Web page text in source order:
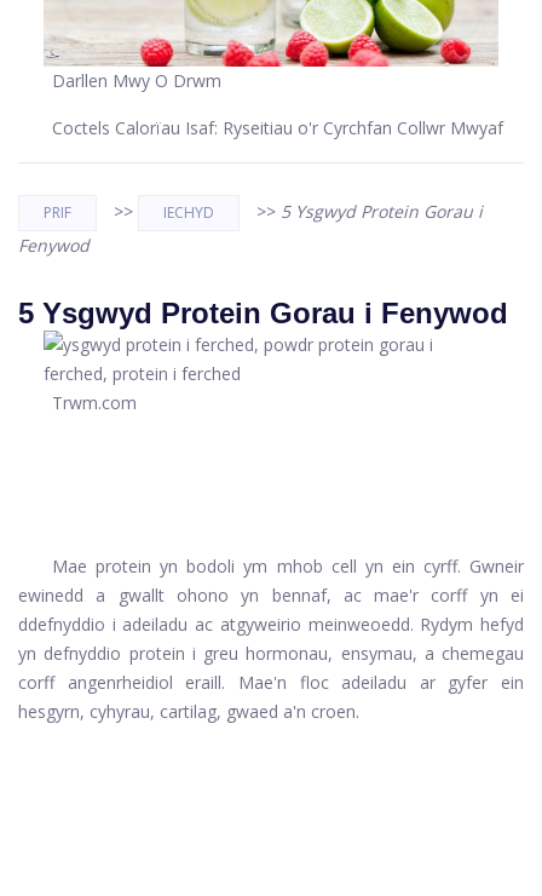
Darllen Mwy O Drwm
Coctels Calorïau Isaf: Ryseitiau o'r Cyrchfan Collwr Mwyaf
PRIF >> IECHYD >> 5 Ysgwyd Protein Gorau i
Fenywod
5 Ysgwyd Protein Gorau i Fenywod
Trwm.com
Mae protein yn bodoli ym mhob cell yn ein cyrff. Gwneir
ewinedd a gwallt ohono yn bennaf, ac mae'r corff yn ei
ddefnyddio i adeiladu ac atgyweirio meinweoedd. Rydym hefyd
yn defnyddio protein i greu hormonau, ensymau, a chemegau
corff angenrheidiol eraill. Mae'n floc adeiladu ar gyfer ein
hesgyrn, cyhyrau, cartilag, gwaed a'n croen.